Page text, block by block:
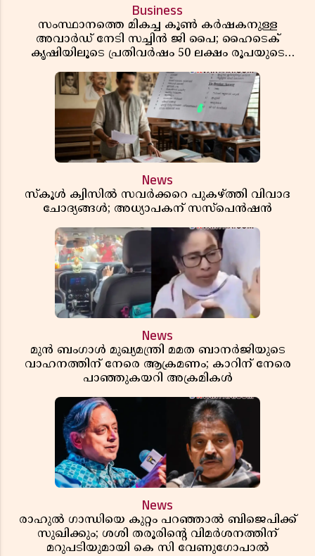
Business
സംസ്ഥാനത്തെ മികച്ച കൂൺ കർഷകനുള്ള
അവാർഡ് നേടി സച്ചിൻ ജി പൈ; ഹൈടെക്
കൃഷിയിലൂടെ പ്രതിവർഷം 50 ലക്ഷം രൂപയുടെ
News
സ്കൂൾ ക്വിസിൽ സവർക്കറെ പുകഴ്ത്തി വിവാദ
ചോദ്യങ്ങൾ; അധ്യാപകന് സസ്പെൻഷൻ
News
മുൻ ബംഗാൾ മുഖ്യമന്ത്രി മമത ബാനർജിയുടെ
വാഹനത്തിന് നേരെ ആക്രമണം; കാറിന് നേരെ
പാഞ്ഞുകയറി അക്രമികൾ
News
രാഹുൽ ഗാന്ധിയെ കുറ്റം പറഞ്ഞാൽ ബിജെപിക്ക്
സുഖിക്കും; ശശി തരൂരിന്റെ വിമർശനത്തിന്
മറുപടിയുമായി കെ സി വേണുഗോപാൽ